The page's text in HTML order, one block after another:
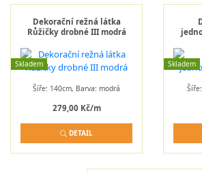
Dekorační režná látka
Růžičky drobné III modrá
Skladem
Šíře: 140cm, Barva: modrá
279,00 Kč/m
DETAIL
Skladem